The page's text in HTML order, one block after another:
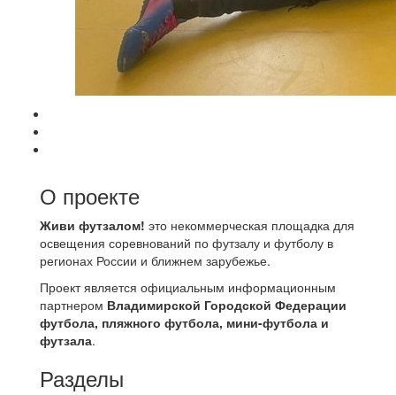
О проекте
Живи футзалом! это некоммерческая площадка для
освещения соревнований по футзалу и футболу в
регионах России и ближнем зарубежье.
Проект является официальным информационным
партнером Владимирской Городской Федерации
футбола, пляжного футбола, мини-футбола и
футзала.
Разделы